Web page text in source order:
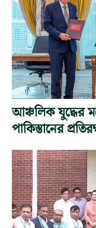
আঞ্চলিক যুদ্ধের
পাকিস্তানের